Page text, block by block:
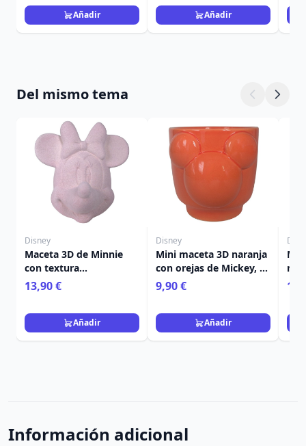
Añadir
Añadir
Del mismo tema
Disney
Maceta 3D de Minnie
con textura
aterciopelada, 6 cm –
Disney
13,90 €
Añadir
Disney
Mini maceta 3D naranja
con orejas de Mickey, 10
cm – Disney
9,90 €
Añadir
Información adicional